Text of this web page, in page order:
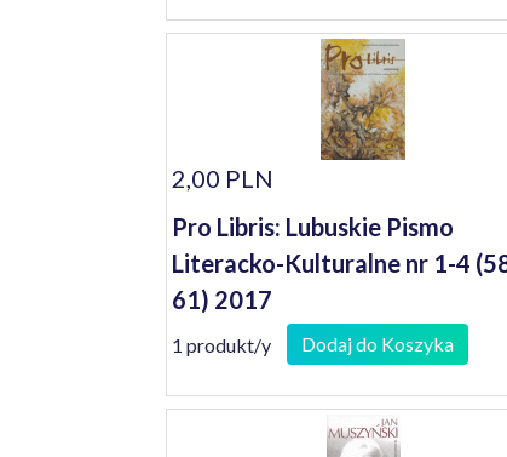
2,00 PLN
Pro Libris: Lubuskie Pismo
Literacko-Kulturalne nr 1-4
61) 2017
1 produkt/y Dodaj do Koszyka